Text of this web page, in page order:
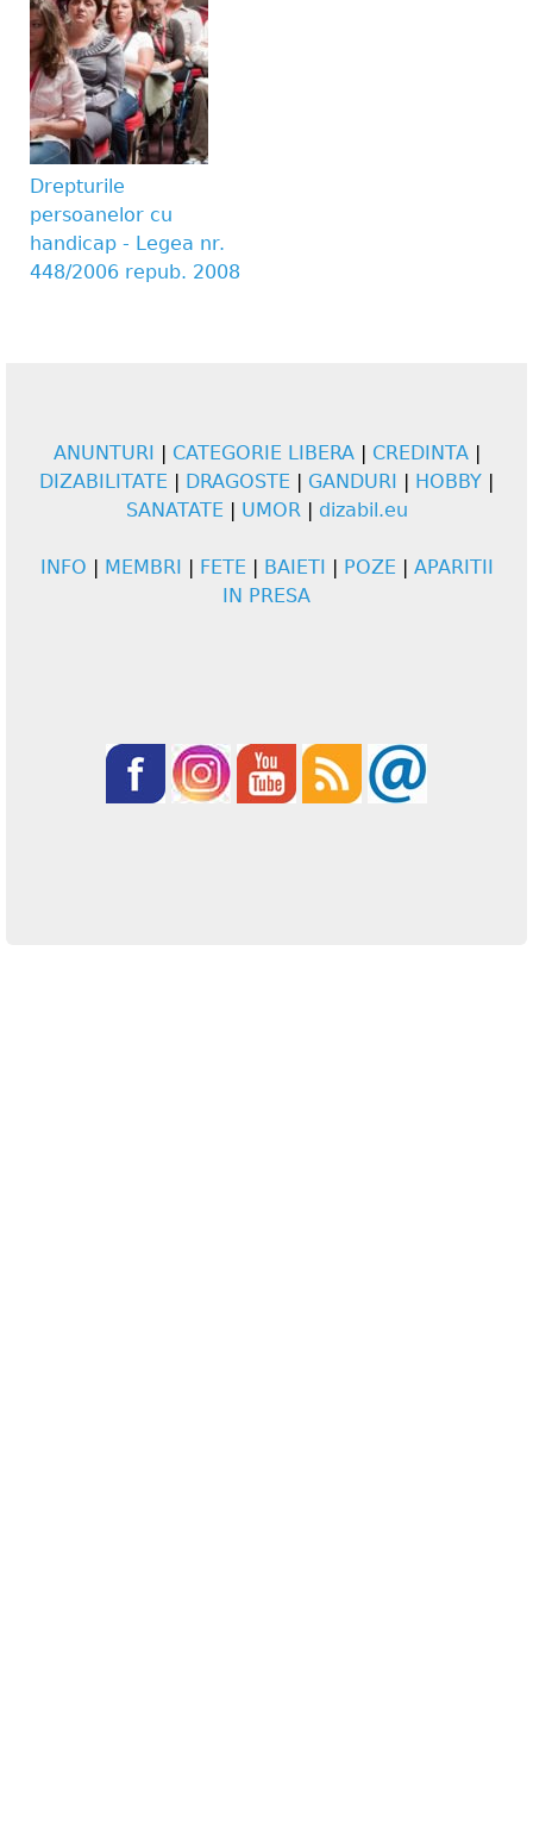
Drepturile
persoanelor cu
handicap - Legea nr.
448/2006 repub. 2008
ANUNTURI | CATEGORIE LIBERA| CREDINTA|
DIZABILITATE | DRAGOSTE | GANDURI | HOBBY |
SANATATE | UMOR | dizabil.eu
INFO | MEMBRI | FETE | BAIETI | POZE | APARITII
IN PRESA